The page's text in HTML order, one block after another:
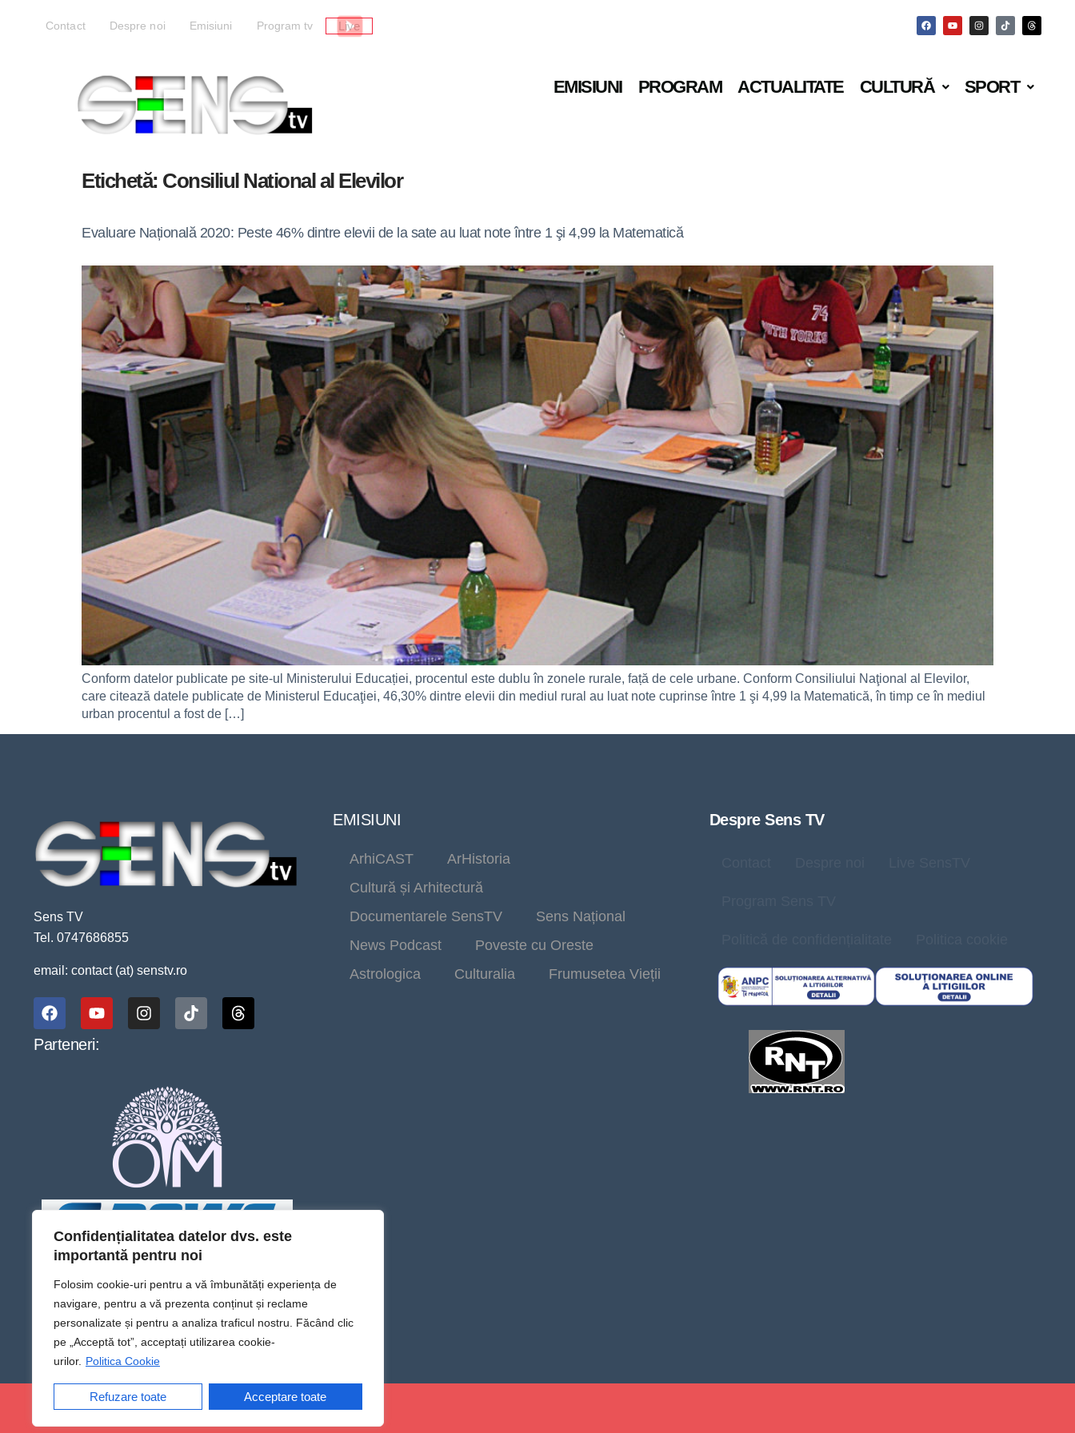
Confidențialitatea datelor dvs. este
importantă pentru noi
Folosim cookie-uri pentru a vă îmbunătăți experiența de
navigare, pentru a vă prezenta conținut și reclame
personalizate și pentru a analiza traficul nostru. Făcând clic
pe „Acceptă tot”, acceptați utilizarea cookie-
urilor. Politica Cookie
Refuzare toate Acceptare toate
Contact Despre noi Emisiuni Program tv Live
EMISIUNI PROGRAM ACTUALITATE CULTURĂ SPORT
Etichetă: Consiliul National al Elevilor
Evaluare Națională 2020: Peste 46% dintre elevii de la sate au luat note între 1 şi 4,99 la Matematică
Conform datelor publicate pe site-ul Ministerului Educației, procentul este dublu în zonele rurale, față de cele urbane. Conform Consiliului Naţional al Elevilor,
care citează datele publicate de Ministerul Educaţiei, 46,30% dintre elevii din mediul rural au luat note cuprinse între 1 şi 4,99 la Matematică, în timp ce în mediul
urban procentul a fost de […]
Sens TV
Tel. 0747686855
email: contact (at) senstv.ro
Parteneri:
EMISIUNI
ArhiCAST
ArHistoria
Cultură și Arhitectură
Documentarele SensTV
Sens Național
News Podcast
Poveste cu Oreste
Astrologica
Culturalia Frumusetea Vieții
Despre Sens TV
@Sens TV | Dă sens omului din tine!